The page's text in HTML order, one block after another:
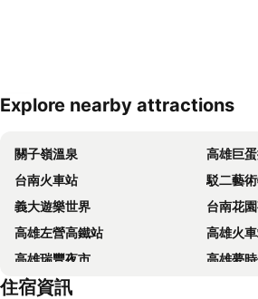
展開地圖
Explore nearby attractions
關子嶺溫泉
高雄巨
台南火車站
駁二藝
義大遊樂世界
台南花
高雄左營高鐵站
高雄火
高雄瑞豐夜市
高雄夢
高雄六合夜市
住宿資訊